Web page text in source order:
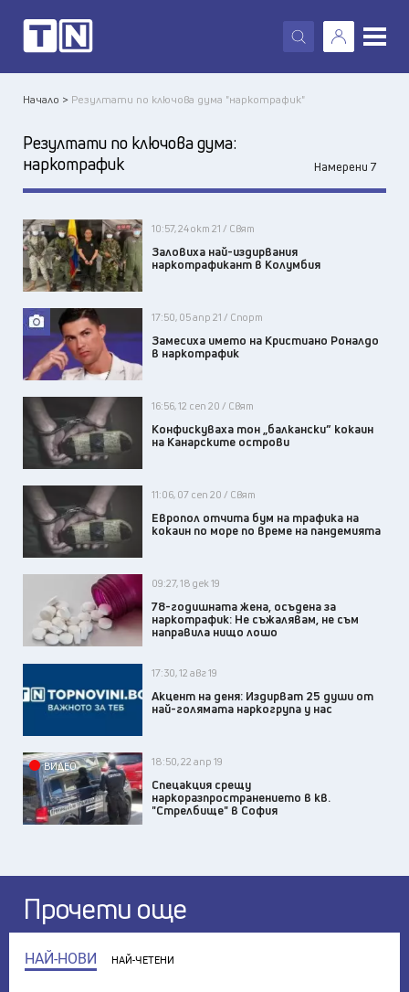
X
Начало > Резултати по ключова дума "наркотрафик"
Резултати по ключова дума:
наркотрафик
Намерени 7
10:57, 24 окт 21 / Свят
Заловиха най-издирвания
наркотрафикант в Колумбия
17:50, 05 апр 21 / Спорт
Замесиха името на Кристиано Роналдо
в наркотрафик
16:56, 12 сеп 20 / Свят
Конфискуваха тон „балкански” кокаин
на Канарските острови
11:06, 07 сеп 20 / Свят
Европол отчита бум на трафика на
кокаин по море по време на пандемията
09:27, 18 дек 19
78-годишната жена, осъдена за
наркотрафик: Не съжалявам, не съм
направила нищо лошо
17:30, 12 авг 19
Акцент на деня: Издирват 25 души от
най-голямата наркогрупа у нас
ВИДЕО 18:50, 22 апр 19
Спецакция срещу
наркоразпространението в кв.
"Стрелбище" в София
Прочети още
НАЙ-НОВИ НАЙ-ЧЕТЕНИ